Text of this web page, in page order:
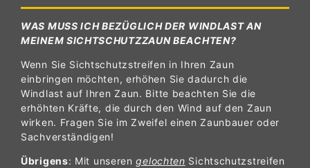
WAS MUSS ICH BEZÜGLICH DER WINDLAST AN
MEINEM SICHTSCHUTZZAUN BEACHTEN?
Wenn Sie Sichtschutzstreifen in Ihren Zaun
einbringen möchten, erhöhen Sie dadurch die
Windlast auf Ihren Zaun. Bitte beachten Sie die
erhöhten Kräfte, die durch den Wind auf den Zaun
wirken. Fragen Sie im Zweifel einen Zaunbauer oder
Sachverständigen!
Übrigens: Mit unserengelochten Sichtschutzstreifen